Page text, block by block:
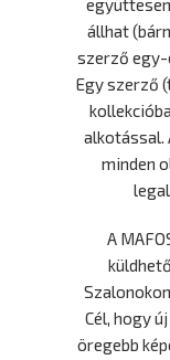
állhat
szerző
Egy szerző
alkotással.
minden
A
Cél, hogy
öregebb